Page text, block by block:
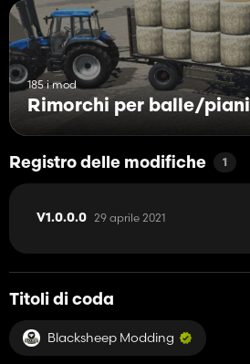
185 i mod
Rimorchi per balle/piani
Registro delle modifiche 1
V1.0.0.0 29 aprile 2021
Titoli di coda
Blacksheep Modding